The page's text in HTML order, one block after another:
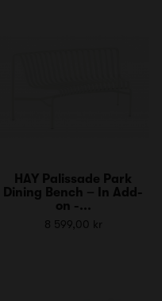
HAY Palissade Park
Dining Bench – In Add-
on -...
8 599,00 kr